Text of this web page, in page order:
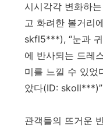
시시각각 변화하
고 화려한 볼거리
skfl5***), “눈과
에 반사되는 드레
미를 느낄 수 있었
았다(ID:
관객들의 뜨거운